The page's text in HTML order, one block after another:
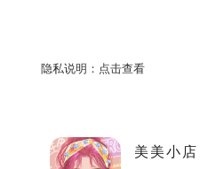
隐私说明： 点击查看
美美小店